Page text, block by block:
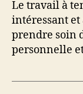
Le travail à
intéressant et
prendre soin
personnelle